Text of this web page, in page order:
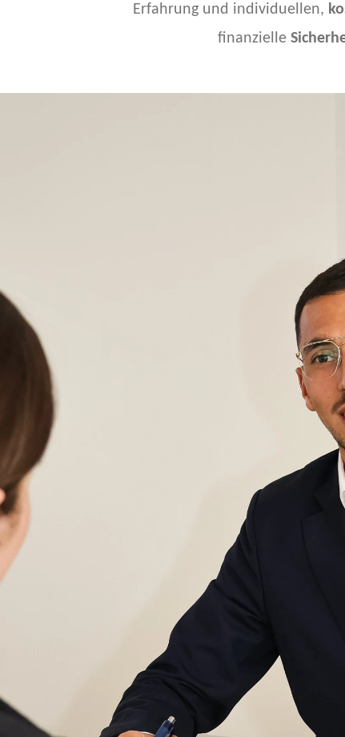
Erfahrung und individuellen,
finanzielle